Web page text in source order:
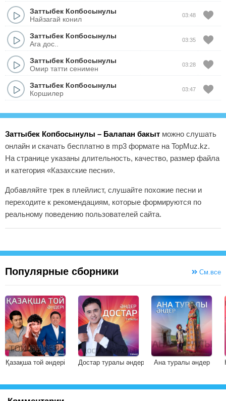
Заттыбек Копбосынулы
Найзагай конил
03:48
Заттыбек Копбосынулы
Ага дос..
03:35
Заттыбек Копбосынулы
Омир татти сенимен
03:28
Заттыбек Копбосынулы
Коршилер
03:47
Заттыбек Копбосынулы – Балапан бакыт можно слушать
онлайн и скачать бесплатно в mp3 формате на TopMuz.kz.
На странице указаны длительность, качество, размер файла
и категория «Казахские песни».
Добавляйте трек в плейлист, слушайте похожие песни и
переходите к рекомендациям, которые формируются по
реальному поведению пользователей сайта.
Популярные сборники См.все
Қазақша той әндері Достар туралы әндер Ана туралы әндер